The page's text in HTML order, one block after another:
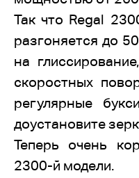
Так что Regal
разгоняется до
на
скоростных
регулярные
доустановите
Теперь очень
2300-й модели.